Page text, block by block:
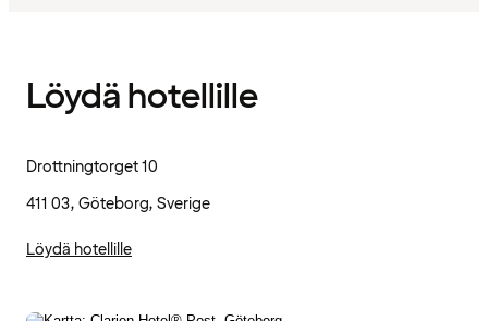
Löydä hotellille
Drottningtorget 10
411 03, Göteborg, Sverige
Löydä hotellille